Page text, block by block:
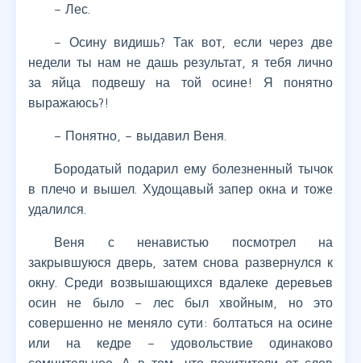
– Лес.
– Осину видишь? Так вот, если через две
недели ты нам не дашь результат, я тебя лично
за яйца подвешу на той осине! Я понятно
выражаюсь?!
– Понятно, – выдавил Веня.
Бородатый подарил ему болезненный тычок
в плечо и вышел. Худощавый запер окна и тоже
удалился.
Веня с ненавистью посмотрел на
закрывшуюся дверь, затем снова развернулся к
окну. Среди возвышающихся вдалеке деревьев
осин не было – лес был хвойным, но это
совершенно не меняло сути: болтаться на осине
или на кедре – удовольствие одинаково